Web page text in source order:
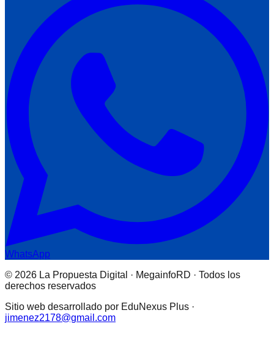
WhatsApp
© 2026 La Propuesta Digital · MegainfoRD · Todos los
derechos reservados
Sitio web desarrollado por EduNexus Plus ·
jimenez2178@gmail.com